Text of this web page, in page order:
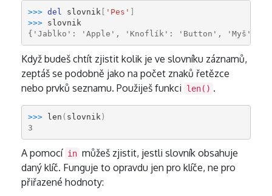
>>> del slovnik [ 'Pes' ]
>>> slovnik
{'Jablko': 'Apple', 'Knoflík': 'Button', 'Myš':
Když budeš chtít zjistit kolik je ve slovníku záznamů,
zeptáš se podobně jako na počet znaků řetězce
nebo prvků seznamu. Použiješ funkci
len() .
>>> len ( slovnik )
3
A pomocí in můžeš zjistit, jestli slovník obsahuje
daný klíč. Funguje to opravdu jen pro klíče, ne pro
přiřazené hodnoty: